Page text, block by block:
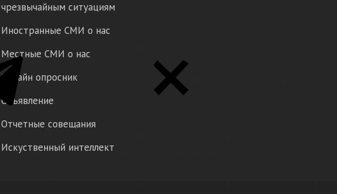
чрезвычайным ситуациям
Иностранные СМИ о нас
Местные СМИ о нас
Онлайн опросник
Объявление
Отчетные совещания
Искуственный интеллект